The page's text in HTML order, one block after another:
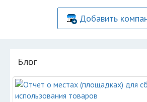
Добавить
Блог